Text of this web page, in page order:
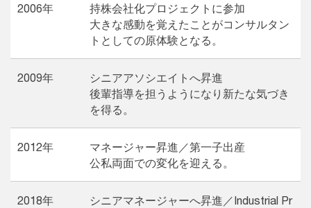
2006年
持株会社化プロジェクトに参加
大きな感動を覚えたことがコンサルタン
トとしての原体験となる。
2009年
シニアアソシエイトへ昇進
後輩指導を担うようになり新たな気づき
を得る。
2012年
マネージャー昇進／第一子出産
公私両面での変化を迎える。
2018年
シニアマネージャーへ昇進／Industrial Pr